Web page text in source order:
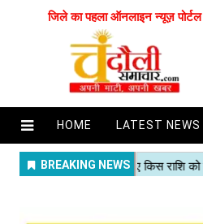
जिले का पहला ऑनलाइन न्यूज़ पोर्टल
HOME LATEST NEWS